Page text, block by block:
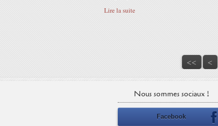
Lire la suite
<< <
Nous sommes sociaux !
Facebook